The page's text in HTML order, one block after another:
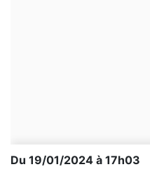
Du 19/01/2024 à 17h03